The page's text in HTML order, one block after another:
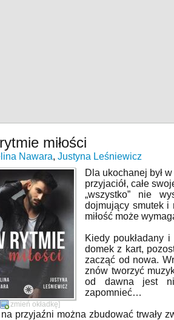
miłości
Nawara, Justyna Leśniewicz
zmień okładkę]
Dla ukochanej był
przyjaciół, całe
„wszystko” nie
dojmujący smutek i
miłość może
Kiedy poukładany
domek z kart,
zacząć od nowa.
znów tworzyć
od dawna jest
zapomnieć…
przyjaźni można zbudować trwały